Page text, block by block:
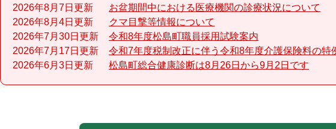
2026年8月7日更新
お盆期間中における医療機関の診療状況について
2026年8月4日更新
クマ目撃等情報について
2026年7月30日更新
令和8年度松島町職員採用試験案内
2026年7月17日更新
令和7年度税制改正に伴う令和8年度介護保険料の特
2026年6月3日更新
松島町総合健康診断は8月26日から9月2日です